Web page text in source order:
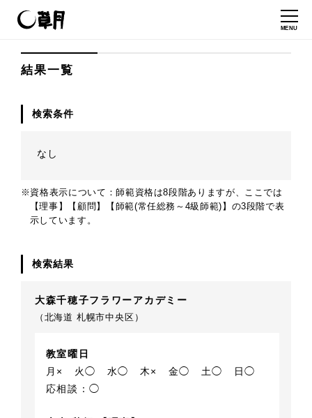
MENU
結果一覧
検索条件
なし
※資格表示について：師範資格は8段階ありますが、ここでは
【理事】【顧問】【師範(常任総務～4級師範)】の3段階で表
示しています。
検索結果
大森千穂子フラワーアカデミー
（北海道 札幌市中央区）
教室曜日
月×
火◯ 水◯ 木× 金◯ 土◯
日◯
応相談：◯